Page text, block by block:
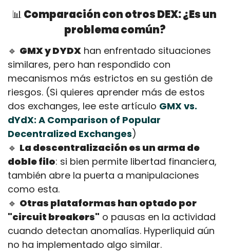
📊 Comparación con otros DEX: ¿Es un
problema común?
🔹 GMX y DYDX han enfrentado situaciones
similares, pero han respondido con
mecanismos más estrictos en su gestión de
riesgos. (Si quieres aprender más de estos
dos exchanges, lee este artículo GMX vs.
dYdX: A Comparison of Popular
Decentralized Exchanges)
🔹 La descentralización es un arma de
doble filo: si bien permite libertad financiera,
también abre la puerta a manipulaciones
como esta.
🔹 Otras plataformas han optado por
"circuit breakers" o pausas en la actividad
cuando detectan anomalías. Hyperliquid aún
no ha implementado algo similar.